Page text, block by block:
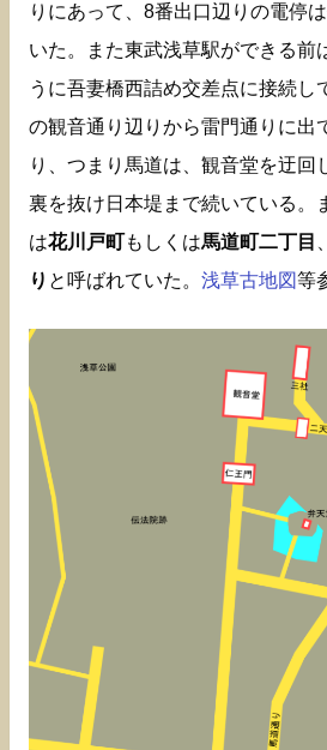
りにあって、8番出口辺りの電停
いた。また東武浅草駅ができる前
うに吾妻橋西詰め交差点に接続し
の観音通り辺りから雷門通りに出
り、つまり馬道は、観音堂を迂回
裏を抜け日本堤まで続いている。
は花川戸町もしくは馬道町二丁目
り と呼ばれていた。 浅草古地図等